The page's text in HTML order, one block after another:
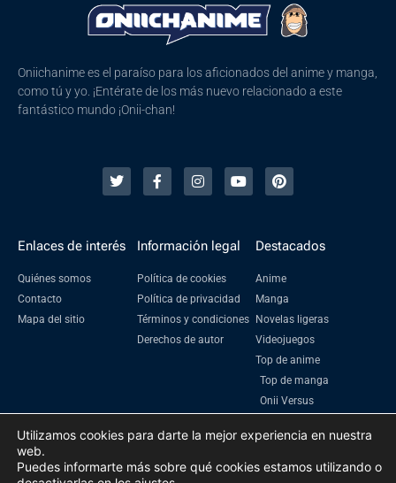
Oniichanime es el paraíso para los aficionados del anime y manga,
como tú y yo. ¡Entérate de los más nuevo relacionado a este
fantástico mundo ¡Onii-chan!
Enlaces de interés
Quiénes somos
Contacto
Mapa del sitio
Información legal
Política de cookies
Política de privacidad
Términos y condiciones
Derechos de autor
Destacados
Anime
Manga
Novelas ligeras
Videojuegos
Top de anime
Top de manga
Onii Versus
2023 Oniichanime | Todos los derechos reservados
Utilizamos cookies para darte la mejor experiencia en nuestra
web.
Puedes informarte más sobre qué cookies estamos utilizando o